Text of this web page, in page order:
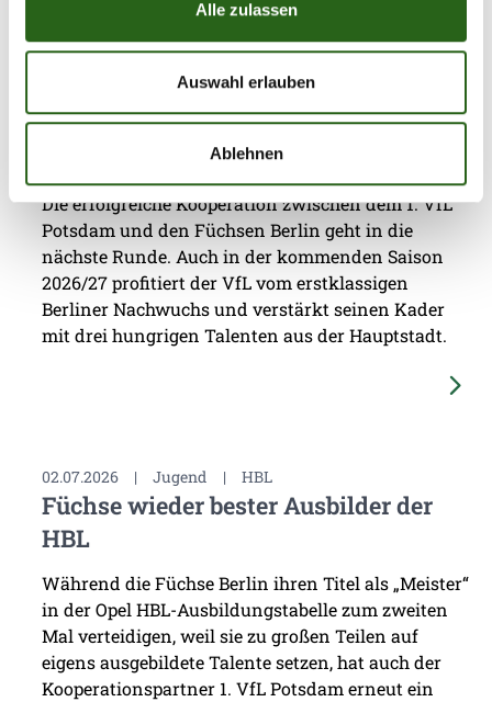
Alle zulassen
Auswahl erlauben
Ablehnen
Drei Jungfüchse per Leihe zum 1. VfL
Die erfolgreiche Kooperation zwischen dem 1. VfL
Potsdam und den Füchsen Berlin geht in die
nächste Runde. Auch in der kommenden Saison
2026/27 profitiert der VfL vom erstklassigen
Berliner Nachwuchs und verstärkt seinen Kader
mit drei hungrigen Talenten aus der Hauptstadt.
02.07.2026 | Jugend | HBL
Füchse wieder bester Ausbilder der
HBL
Während die Füchse Berlin ihren Titel als „Meister“
in der Opel HBL-Ausbildungstabelle zum zweiten
Mal verteidigen, weil sie zu großen Teilen auf
eigens ausgebildete Talente setzen, hat auch der
Kooperationspartner 1. VfL Potsdam erneut ein